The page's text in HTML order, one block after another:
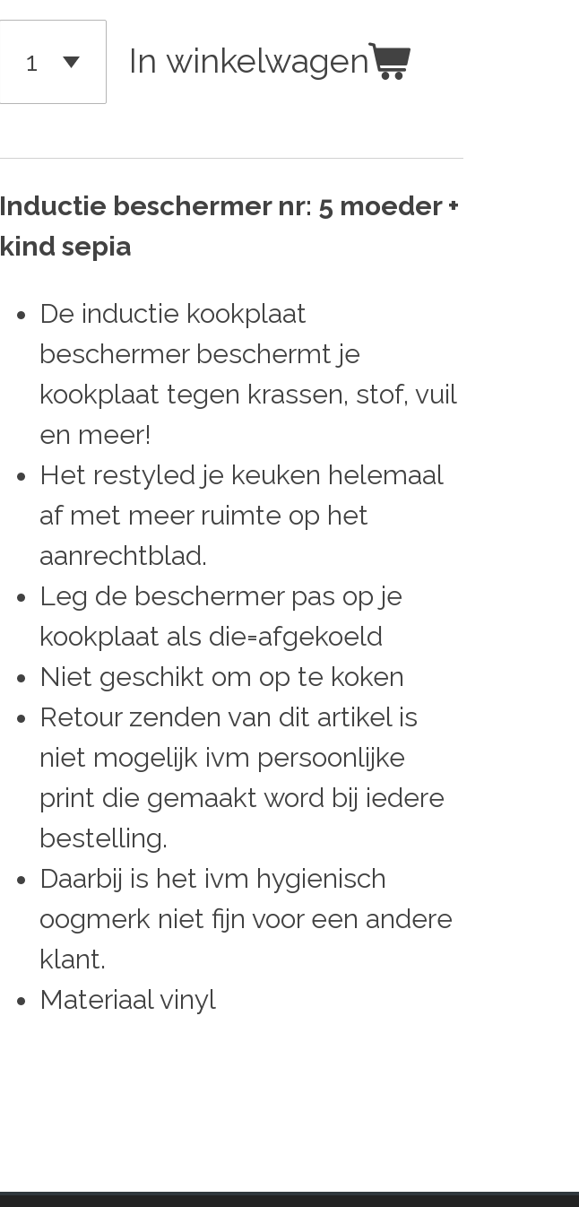
In winkelwagen
Inductie beschermer nr: 5 moeder +
kind sepia
De inductie kookplaat
beschermer beschermt je
kookplaat tegen krassen, stof, vuil
en meer!
Het restyled je keuken helemaal
af met meer ruimte op het
aanrechtblad.
Leg de beschermer pas op je
kookplaat als die=afgekoeld
Niet geschikt om op te koken
Retour zenden van dit artikel is
niet mogelijk ivm persoonlijke
print die gemaakt word bij iedere
bestelling.
Daarbij is het ivm hygienisch
oogmerk niet fijn voor een andere
klant.
Materiaal vinyl